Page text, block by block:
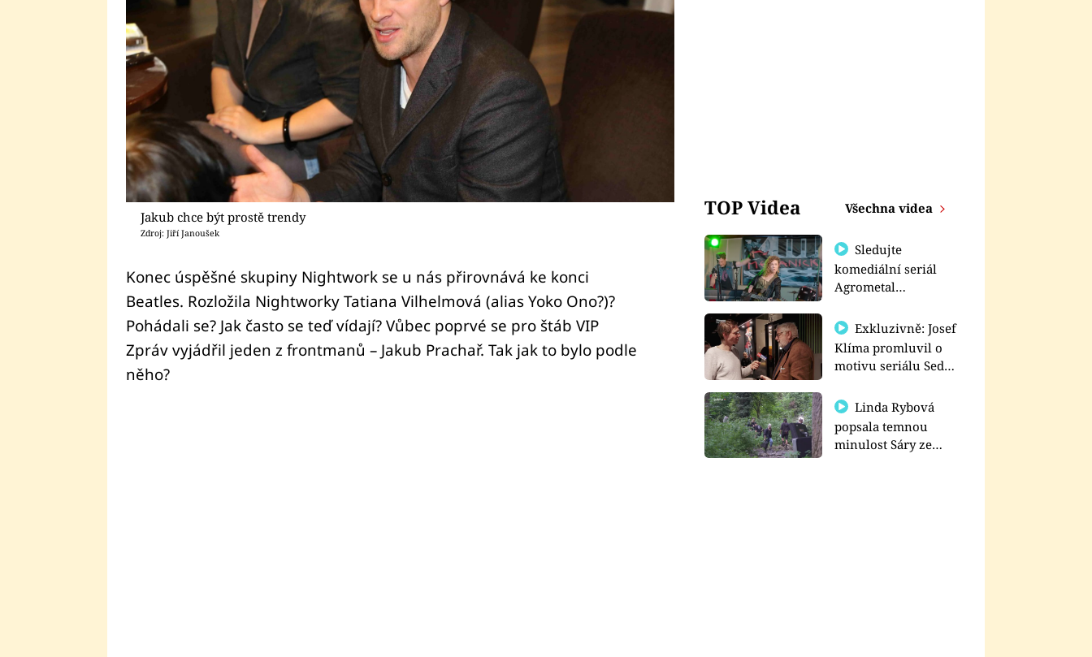
Jakub chce být prostě trendy
Zdroj: Jiří Janoušek
Konec úspěšné skupiny Nightwork se u nás přirovnává ke konci
Beatles. Rozložila Nightworky Tatiana Vilhelmová (alias Yoko Ono?)?
Pohádali se? Jak často se teď vídají? Vůbec poprvé se pro štáb VIP
Zpráv vyjádřil jeden z frontmanů – Jakub Prachař. Tak jak to bylo podle
něho?
TOP Videa Všechna videa
Sledujte
komediální seriál
Agrometal
prima+
Exkluzivně: Josef
Klíma promluvil o
motivu seriálu Sedm
Linda Rybová
popsala temnou
minulost Sáry ze